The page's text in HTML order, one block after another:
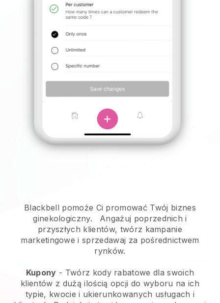
Blackbell pomoże Ci promować Twój biznes
ginekologiczny.
Angażuj poprzednich i
przyszłych klientów, twórz kampanie
marketingowe i sprzedawaj za pośrednictwem
rynków.
Kupony - Twórz kody rabatowe dla swoich
klientów z dużą ilością opcji do wyboru na ich
typie, kwocie i ukierunkowanych usługach i